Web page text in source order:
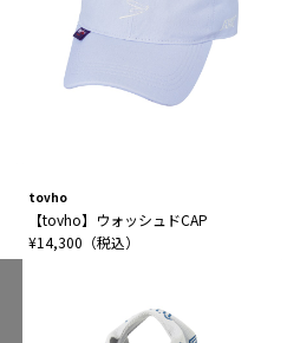
tovho
【tovho】ウォッシュドCAP
¥14,300（税込）